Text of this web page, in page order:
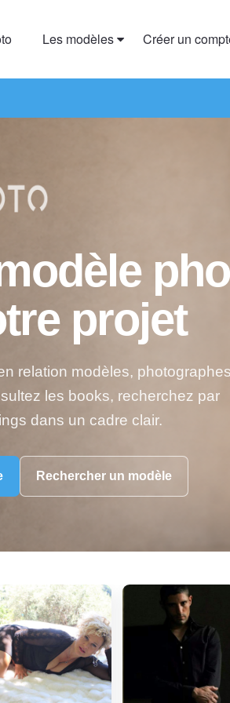
Les modèles Créer un
projet
relation modèles,
les books, recherchez par
dans un cadre clair.
Rechercher un modèle